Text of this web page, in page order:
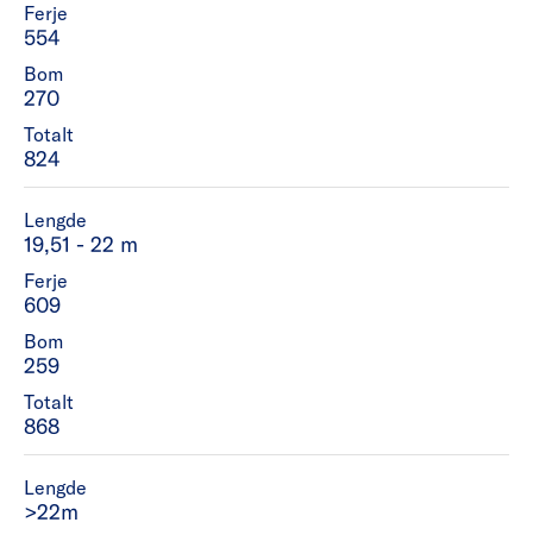
Ferje
554
Bom
270
Totalt
824
Lengde
19,51 - 22 m
Ferje
609
Bom
259
Totalt
868
Lengde
>22m